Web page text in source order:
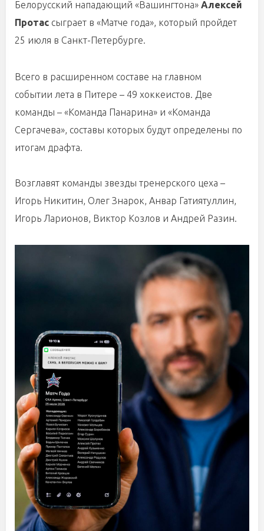
Белорусский нападающий «Вашингтона» Алексей
Протас сыграет в «Матче года», который пройдет
25 июля в Санкт-Петербурге.
Всего в расширенном составе на главном
событии лета в Питере – 49 хоккеистов. Две
команды – «Команда Панарина» и «Команда
Сергачева», составы которых будут определены по
итогам драфта.
Возглавят команды звезды тренерского цеха –
Игорь Никитин, Олег Знарок, Анвар Гатиятуллин,
Игорь Ларионов, Виктор Козлов и Андрей Разин.